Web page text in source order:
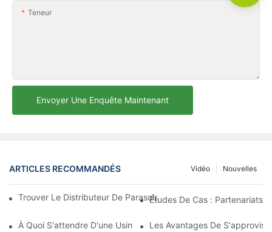
Teneur
Envoyer Une Enquête Maintenant
ARTICLES RECOMMANDÉS Nouvelles
Vidéo
Trouver Le Distributeur De Parasols De Plage Idéal Pour Votre
Études De Cas : Partenariats
À Quoi S'attendre D'une Usine De Chaises Longues D'extérieur
Les Avantages De